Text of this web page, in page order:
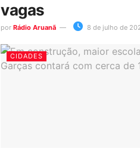
vagas
por Rádio Aruanã 8 de julho de
CIDADES